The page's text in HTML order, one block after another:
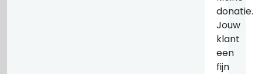
donatie.
Jouw
klant
een
fijn